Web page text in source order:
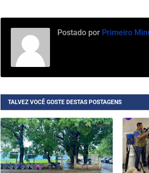
Postado por Primeiro
TALVEZ VOCÊ GOSTE DESTAS POSTAGENS